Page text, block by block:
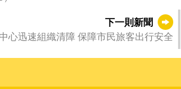
下一則新聞
民防行動中心迅速組織清障 保障市民旅客出行安全